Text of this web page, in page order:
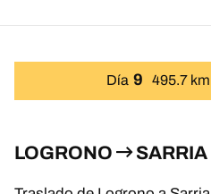
Día 9 495.7 km
LOGRONO SARRIA